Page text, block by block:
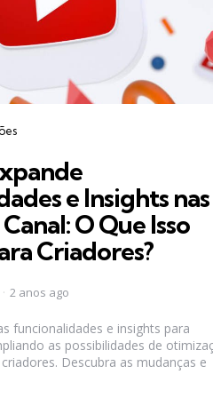
e Insights nas
O Que Isso
Criadores?
2 anos ago
funcionalidades e insights para
as possibilidades de
Descubra as mudanças e